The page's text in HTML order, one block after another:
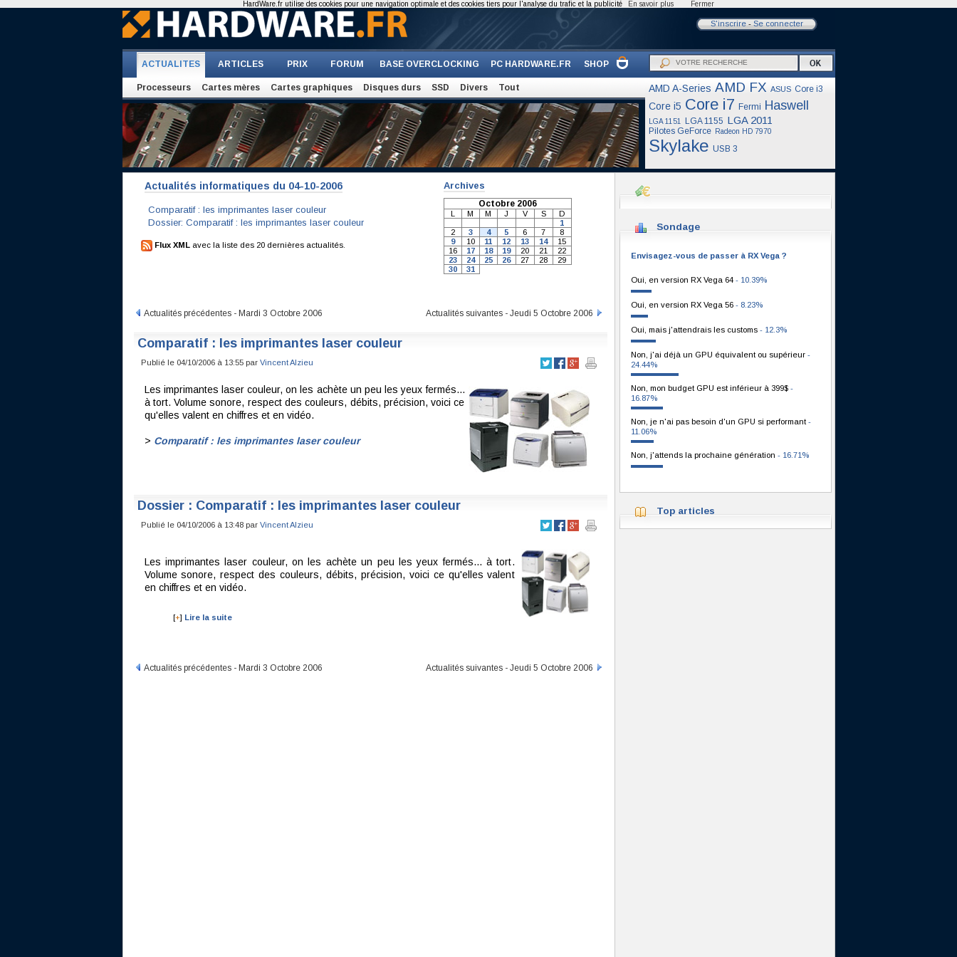
S'inscrire- Se connecter
ACTUALITES ARTICLES PRIX FORUM BASE OVERCLOCKING PC HARDWARE.FR SHOP
Processeurs Cartes mères Cartes graphiques Disques durs SSD Divers Tout AMD A-Series AMD FX ASUS Core i3
Core i5 Core i7 Fermi Haswell
LGA 1151 LGA 1155 LGA 2011
Pilotes GeForce Radeon HD 7970
Skylake USB 3
Actualités informatiques du 04-10-2006
Comparatif : les imprimantes laser couleur
Dossier: Comparatif : les imprimantes laser couleur
Flux XMLavec la liste des 20 dernières actualités.
Archives
Octobre 2006
L M M J V S
D
1
2
3 4 5 6 7
8
9
10 11 12 13 14
15
16
17 18 19 20 21
22
23
24 25 26 27 28
29
30
31
Actualités précédentes - Mardi 3 Octobre 2006 Actualités suivantes - Jeudi 5 Octobre 2006
Comparatif : les imprimantes laser couleur
Publié le 04/10/2006 à 13:55 par Vincent Alzieu
Les imprimantes laser couleur, on les achète un peu les yeux fermés...
à tort. Volume sonore, respect des couleurs, débits, précision, voici ce
qu'elles valent en chiffres et en vidéo.
> Comparatif : les imprimantes laser couleur
Dossier : Comparatif : les imprimantes laser couleur
Publié le 04/10/2006 à 13:48 par Vincent Alzieu
Les imprimantes laser couleur, on les achète un peu les yeux fermés... à tort.
Volume sonore, respect des couleurs, débits, précision, voici ce qu'elles valent
en chiffres et en vidéo.
[+] Lire la suite
Actualités précédentes - Mardi 3 Octobre 2006 Actualités suivantes - Jeudi 5 Octobre 2006
Sondage
Envisagez-vous de passer à RX Vega ?
Oui, en version RX Vega 64 - 10.39%
Oui, en version RX Vega 56 - 8.23%
Oui, mais j'attendrais les customs - 12.3%
Non, j'ai déjà un GPU équivalent ou supérieur -
24.44%
Non, mon budget GPU est inférieur à 399$ -
16.87%
Non, je n'ai pas besoin d'un GPU si performant -
11.06%
Non, j'attends la prochaine génération - 16.71%
Top articles
HardWare.fr utilise des cookies pour une navigation optimale et des cookies tiers pour l'analyse du trafic et la publicité En savoir plus Fermer